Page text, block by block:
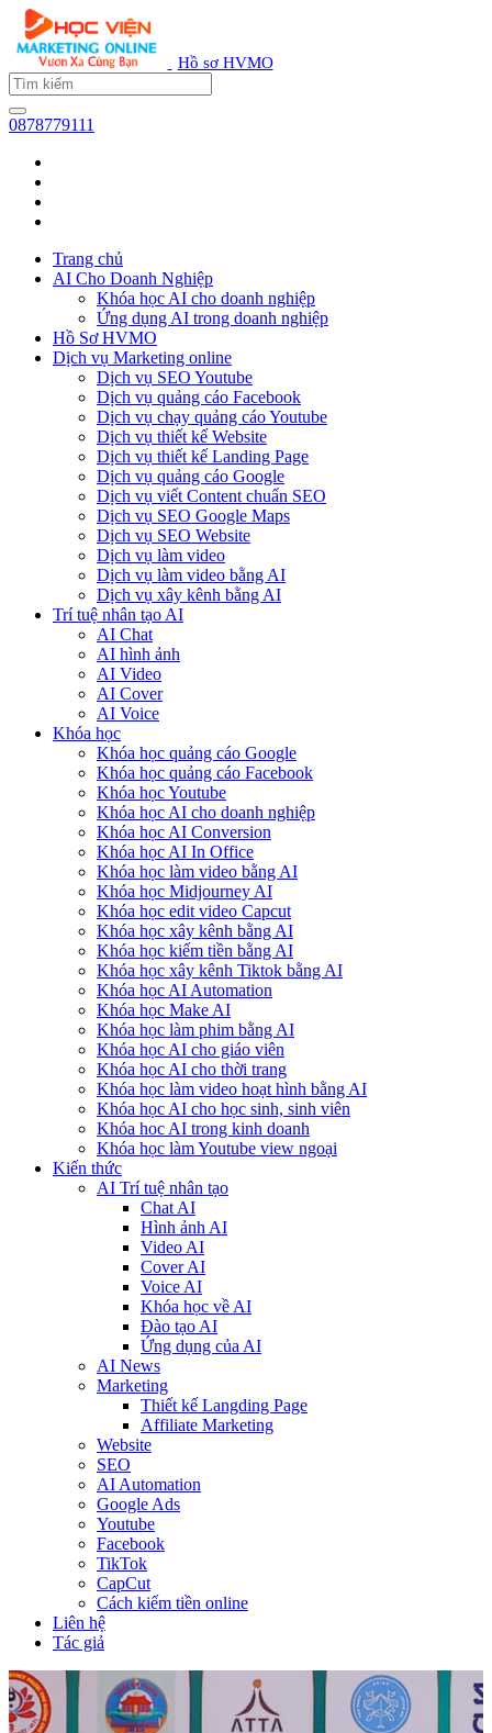
Hồ sơ HVMO
0878779111
Trang chủ
AI Cho Doanh Nghiệp
Khóa học AI cho doanh nghiệp
Ứng dụng AI trong doanh nghiệp
Hồ Sơ HVMO
Dịch vụ Marketing online
Dịch vụ SEO Youtube
Dịch vụ quảng cáo Facebook
Dịch vụ chạy quảng cáo Youtube
Dịch vụ thiết kế Website
Dịch vụ thiết kế Landing Page
Dịch vụ quảng cáo Google
Dịch vụ viết Content chuẩn SEO
Dịch vụ SEO Google Maps
Dịch vụ SEO Website
Dịch vụ làm video
Dịch vụ làm video bằng AI
Dịch vụ xây kênh bằng AI
Trí tuệ nhân tạo AI
AI Chat
AI hình ảnh
AI Video
AI Cover
AI Voice
Khóa học
Khóa học quảng cáo Google
Khóa học quảng cáo Facebook
Khóa học Youtube
Khóa học AI cho doanh nghiệp
Khóa học AI Conversion
Khóa học AI In Office
Khóa học làm video bằng AI
Khóa học Midjourney AI
Khóa học edit video Capcut
Khóa học xây kênh bằng AI
Khóa học kiếm tiền bằng AI
Khóa học xây kênh Tiktok bằng AI
Khóa học AI Automation
Khóa học Make AI
Khóa học làm phim bằng AI
Khóa học AI cho giáo viên
Khóa học AI cho thời trang
Khóa học làm video hoạt hình bằng AI
Khóa học AI cho học sinh, sinh viên
Khóa hoc AI trong kinh doanh
Khóa học làm Youtube view ngoại
Kiến thức
AI Trí tuệ nhân tạo
Chat AI
Hình ảnh AI
Video AI
Cover AI
Voice AI
Khóa học về AI
Đào tạo AI
Ứng dụng của AI
AI News
Marketing
Thiết kế Langding Page
Affiliate Marketing
Website
SEO
AI Automation
Google Ads
Youtube
Facebook
TikTok
CapCut
Cách kiếm tiền online
Liên hệ
Tác giả